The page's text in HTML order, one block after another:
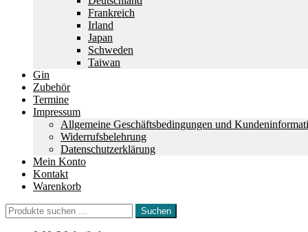
Frankreich
Irland
Japan
Schweden
Taiwan
Gin
Zubehör
Termine
Impressum
Allgemeine Geschäftsbedingungen und
Widerrufsbelehrung
Datenschutzerklärung
Mein Konto
Kontakt
Warenkorb
Suchen
nach:
Suchen